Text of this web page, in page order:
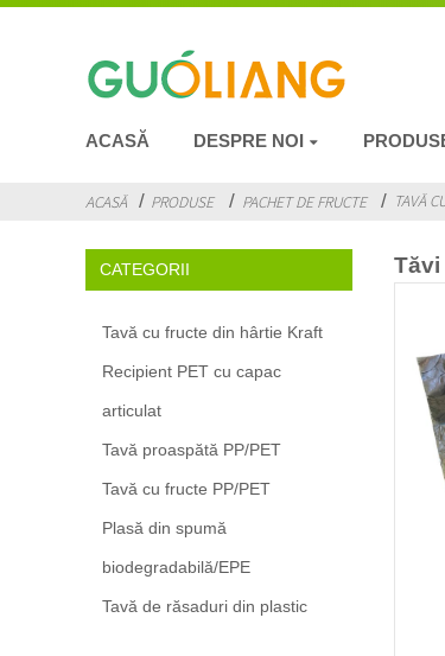
ACASĂ DESPRE NOI
ACASĂ PRODUSE PACHET DE FRUCTE TAVĂ
CATEGORII
Tavă cu fructe din hârtie Kraft
Recipient PET cu capac
articulat
Tavă proaspătă PP/PET
Tavă cu fructe PP/PET
Plasă din spumă
biodegradabilă/EPE
Tavă de răsaduri din plastic